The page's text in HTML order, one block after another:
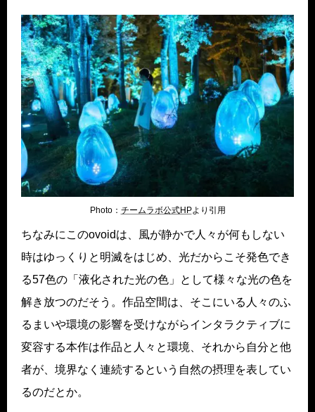
Photo： チームラボ公式HPより引用
ちなみにこのovoidは、風が静かで人々が何もしない
時はゆっくりと明滅をはじめ、光だからこそ発色でき
る57色の「液化された光の色」として様々な光の色を
解き放つのだそう。作品空間は、そこにいる人々のふ
るまいや環境の影響を受けながらインタラクティブに
変容する本作は作品と人々と環境、それから自分と他
者が、境界なく連続するという自然の摂理を表してい
るのだとか。